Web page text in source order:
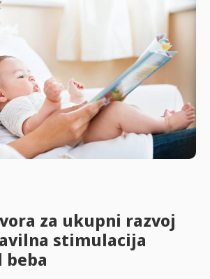
za ukupni razvoj
stimulacija
beba